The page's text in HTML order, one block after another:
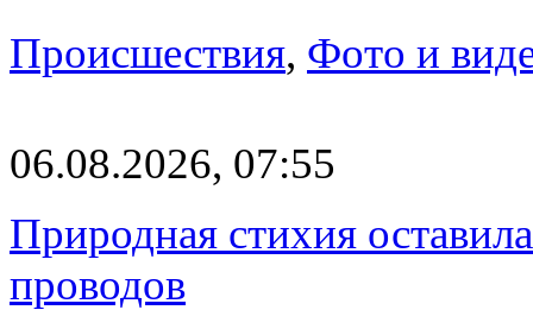
Происшествия, Фото и
06.08.2026, 07:55
Природная стихия
проводов